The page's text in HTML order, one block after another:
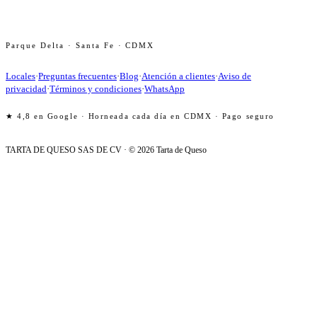
Parque Delta · Santa Fe · CDMX
Locales·Preguntas frecuentes·Blog·Atención a clientes·Aviso de
privacidad·Términos y condiciones·WhatsApp
★ 4,8 en Google · Horneada cada día en CDMX · Pago seguro
TARTA DE QUESO SAS DE CV · © 2026 Tarta de Queso